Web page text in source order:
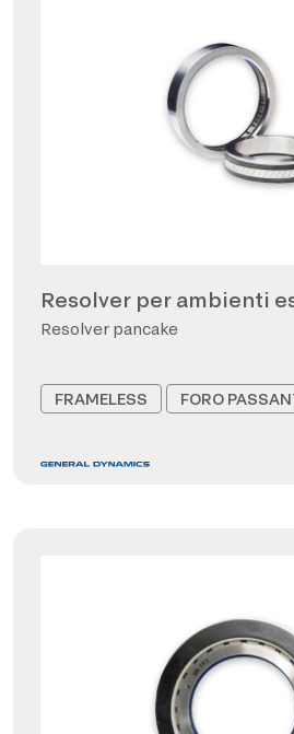
Resolver per ambienti
Resolver pancake
FRAMELESS FORO